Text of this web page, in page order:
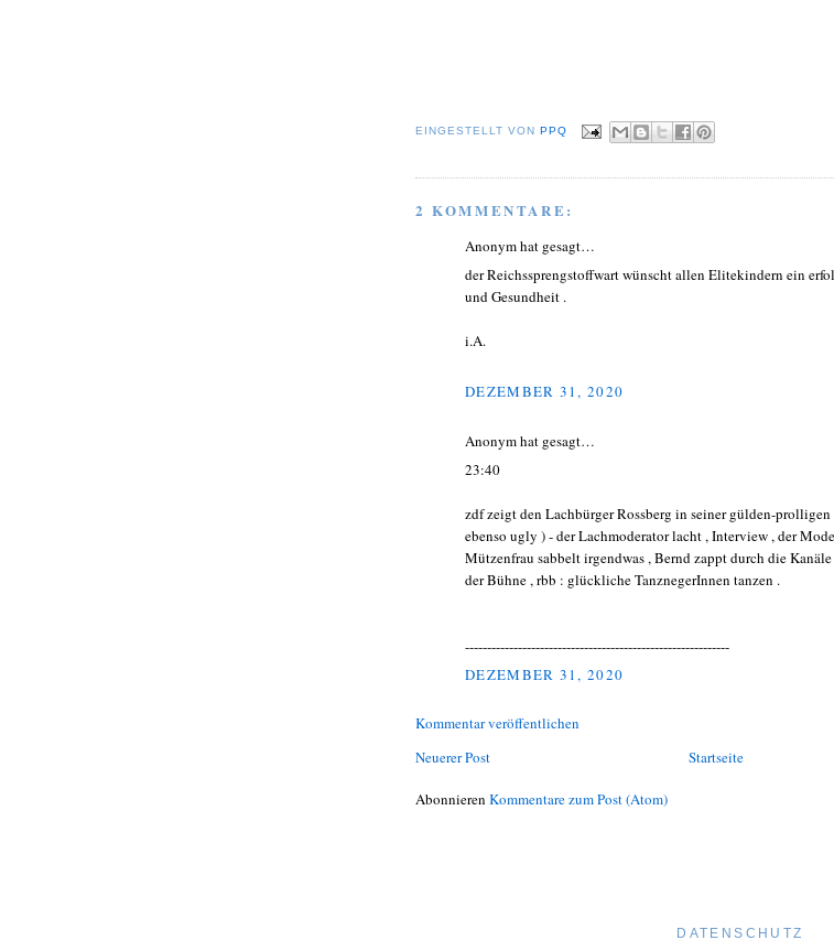
EINGESTELLT VON PPQ
2 KOMMENTARE:
Anonym hat gesagt…
der Reichssprengstoffwart wünscht allen Elitekindern ein
und Gesundheit .
i.A.
DEZEMBER 31, 2020
Anonym hat gesagt…
23:40
zdf zeigt den Lachbürger Rossberg in seiner gülden-
ebenso ugly ) - der Lachmoderator lacht , Interview , der
Mützenfrau sabbelt irgendwas , Bernd zappt durch die
der Bühne , rbb : glückliche TanznegerInnen tanzen .
------------------------------------------------------------
DEZEMBER 31, 2020
Kommentar veröffentlichen
Neuerer Post
Startseite
Abonnieren Kommentare zum Post (Atom)
DATENSCHUTZ